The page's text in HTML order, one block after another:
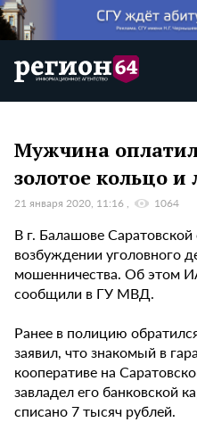
Мужчина
золотое кольцо и
21 января 2020, 11:16 1064
В г. Балашове
возбуждении уголовного
мошенничества. Об этом
сообщили в ГУ МВД.
Ранее в полицию
заявил, что знакомый в
кооперативе на
завладел его банковской
списано 7 тысяч рублей.